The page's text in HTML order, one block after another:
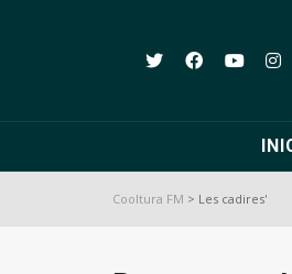
Cooltura FM > Les cadires'